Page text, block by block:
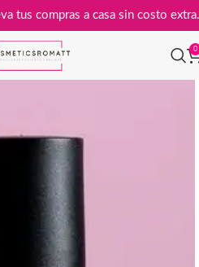
tus compras a casa sin costo
0